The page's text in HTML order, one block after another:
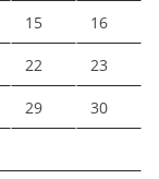
15 16
22 23
29 30